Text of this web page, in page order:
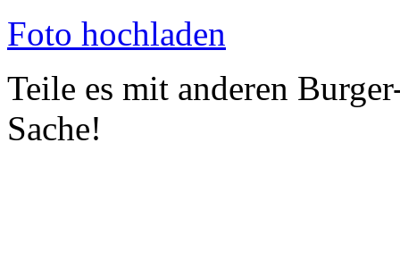
Foto hochladen
Teile es mit anderen
Sache!